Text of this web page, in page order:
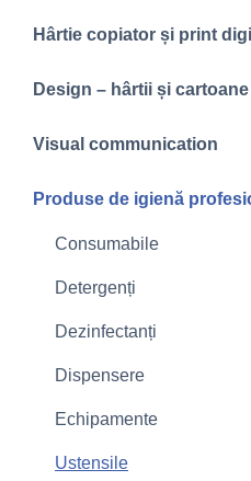
Hârtie copiator și print
Design – hârtii și
Visual communication
Produse de igienă
Consumabile
Detergenți
Dezinfectanți
Dispensere
Echipamente
Ustensile